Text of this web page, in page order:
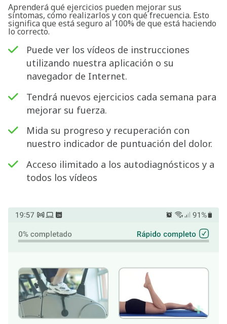
Aprenderá qué ejercicios pueden mejorar sus
síntomas, cómo realizarlos y con qué frecuencia. Esto
significa que está seguro al 100% de que está haciendo
lo correcto.
Puede ver los vídeos de instrucciones
utilizando nuestra aplicación o su
navegador de Internet.
Tendrá nuevos ejercicios cada semana para
mejorar su fuerza.
Mida su progreso y recuperación con
nuestro indicador de puntuación del dolor.
Acceso ilimitado a los autodiagnósticos y a
todos los vídeos